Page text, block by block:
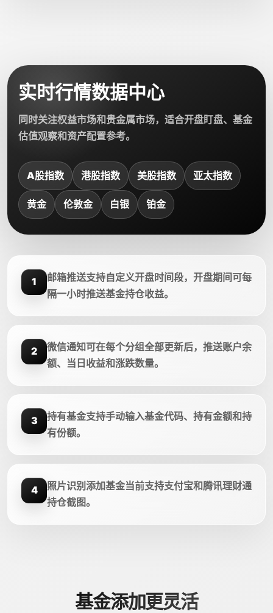
实时行情数据中心
同时关注权益市场和贵金属市场，适合开盘盯盘、基金
估值观察和资产配置参考。
A股指数 港股指数 美股指数 亚太指数
黄金 伦敦金 白银 铂金
1
邮箱推送支持自定义开盘时间段，开盘期间可每
隔一小时推送基金持仓收益。
2
微信通知可在每个分组全部更新后，推送账户余
额、当日收益和涨跌数量。
3
持有基金支持手动输入基金代码、持有金额和持
有份额。
4
照片识别添加基金当前支持支付宝和腾讯理财通
持仓截图。
基金添加更灵活